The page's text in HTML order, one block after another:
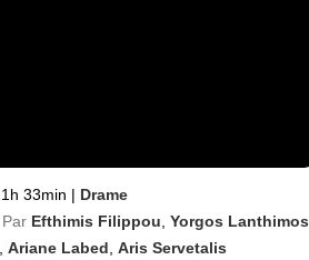
1h 33min | Drame
Par Efthimis Filippou Yorgos Lanthimos
Ariane Labed Aris Servetalis